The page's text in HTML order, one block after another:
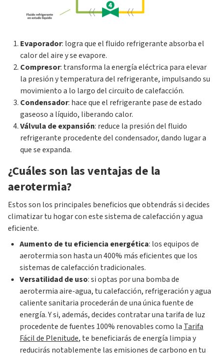
Evaporador: logra que el fluido refrigerante absorba el
calor del aire y se evapore.
Compresor: transforma la energía eléctrica para elevar
la presión y temperatura del refrigerante, impulsando su
movimiento a lo largo del circuito de calefacción.
Condensador: hace que el refrigerante pase de estado
gaseoso a líquido, liberando calor.
Válvula de expansión: reduce la presión del fluido
refrigerante procedente del condensador, dando lugar a
que se expanda.
¿Cuáles son las ventajas de la
aerotermia?
Estos son los principales beneficios que obtendrás si decides
climatizar tu hogar con este sistema de calefacción y agua
eficiente.
Aumento de tu eficiencia energética: los equipos de
aerotermia son hasta un 400% más eficientes que los
sistemas de calefacción tradicionales.
Versatilidad de uso: si optas por una bomba de
aerotermia aire-agua, tu calefacción, refrigeración y agua
caliente sanitaria procederán de una única fuente de
energía. Y si, además, decides contratar una tarifa de luz
procedente de fuentes 100% renovables como la Tarifa
Fácil de Plenitude, te beneficiarás de energía limpia y
reducirás notablemente las emisiones de carbono en tu